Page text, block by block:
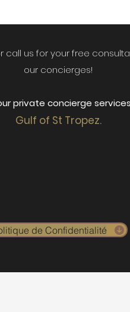
call us for your free
our concierges!
private concierge
Gulf of St Tropez.
de Confidentialité